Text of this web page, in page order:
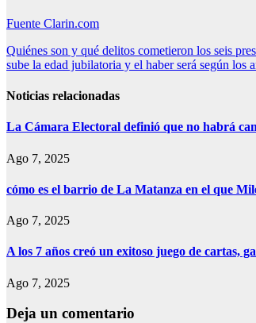
Fuente Clarin.com
Navegación
de
entradas
Quiénes son y qué delitos cometieron los seis
sube la edad jubilatoria y el haber será según los
Noticias relacionadas
La Cámara Electoral definió que no habrá
Ago 7, 2025
cómo es el barrio de La Matanza en el que
Ago 7, 2025
A los 7 años creó un exitoso juego de cartas,
Ago 7, 2025
Deja un comentario